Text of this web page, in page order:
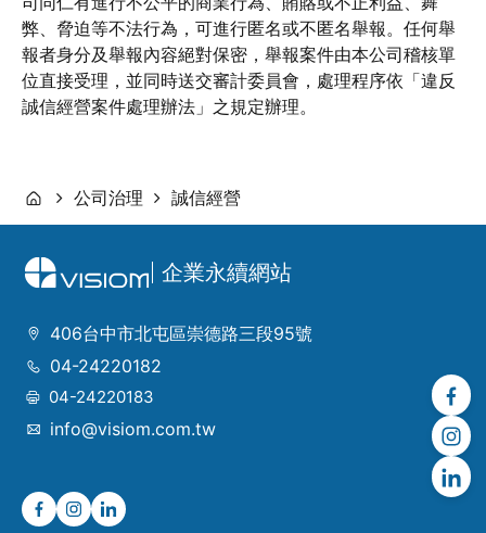
弊、脅迫等不法行為，可進行匿名或不匿名舉報。任何舉
報者身分及舉報內容絕對保密，舉報案件由本公司稽核單
位直接受理，並同時送交審計委員會，處理程序依「違反
誠信經營案件處理辦法」之規定辦理。
公司治理 誠信經營
企業永續網站
406台中市北屯區崇德路三段95號
04-24220182
04-24220183
info@visiom.com.tw